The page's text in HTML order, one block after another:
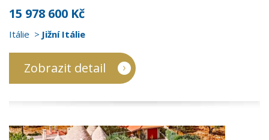
15 978 600 Kč
Itálie Jižní Itálie
Zobrazit detail